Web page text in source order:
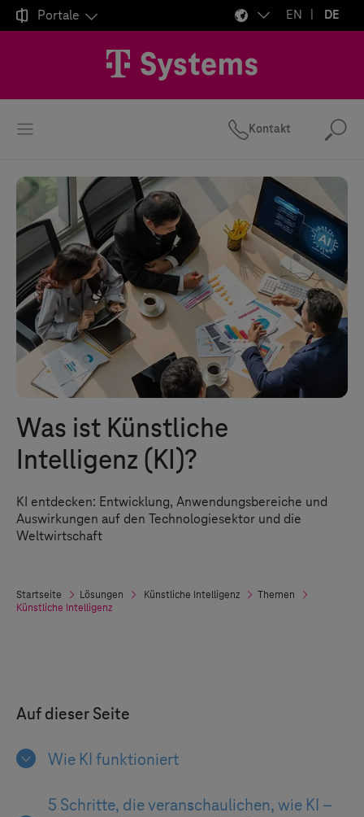
 Portale EN DE
Kontakt
Was ist Künstliche
Intelligenz (KI)?
KI entdecken: Entwicklung, Anwendungsbereiche und
Auswirkungen auf den Technologiesektor und die
Weltwirtschaft
Startseite Lösungen Künstliche Intelligenz
Themen
Künstliche Intelligenz
Auf dieser Seite
Wie KI funktioniert
5 Schritte, die veranschaulichen, wie KI –